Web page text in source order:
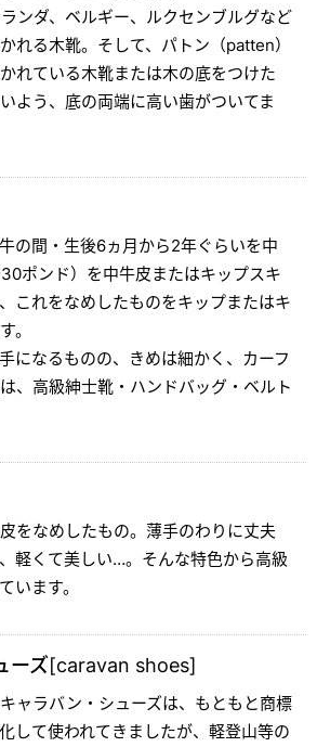
ンダ、ベルギー、ルクセンブルグなど
れる木靴。そして、パトン（patten）
れている木靴または木の底をつけた
よう、底の両端に高い歯がついてま
の間・生後6ヵ月から2年ぐらいを中
ポンド）を中牛皮またはキップスキ
これをなめしたものをキップまたはキ
。
になるものの、きめは細かく、カーフ
、高級紳士靴・ハンドバッグ・ベルト
をなめしたもの。薄手のわりに丈夫
軽くて美しい…。そんな特色から高級
います。
ーズ[caravan shoes]
ャラバン・シューズは、もともと商標
して使われてきましたが、軽登山等の